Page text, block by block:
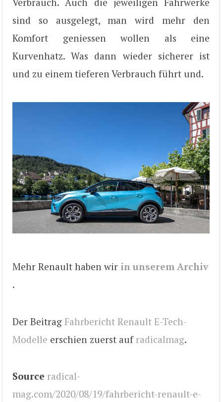
sind so ausgelegt, man wird mehr den
Komfort geniessen wollen als eine
Kurvenhatz. Was dann wieder sicherer ist
und zu einem tieferen Verbrauch führt und.
Mehr Renault haben wir in unserem Archiv
.
Der Beitrag Fahrbericht Renault E-Tech-
Modelle erschien zuerst auf radicalmag.
Source radical-
mag.com/2020/08/19/fahrbericht-renault-e-